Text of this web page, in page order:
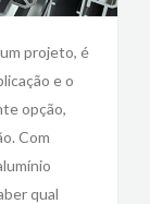
projeto, é
e o
opção,
Com
qual